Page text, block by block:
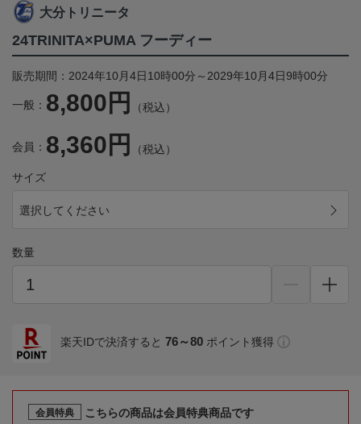
大分トリニータ
24TRINITA×PUMA フーディー
販売期間：2024年10月4日10時00分～2029年10月4日9時00分
一般： 8,800円 （税込）
会員： 8,360円 （税込）
サイズ
選択してください
数量
楽天IDで決済すると 76～80 ポイント獲得
会員特典
こちらの商品は会員特典商品です